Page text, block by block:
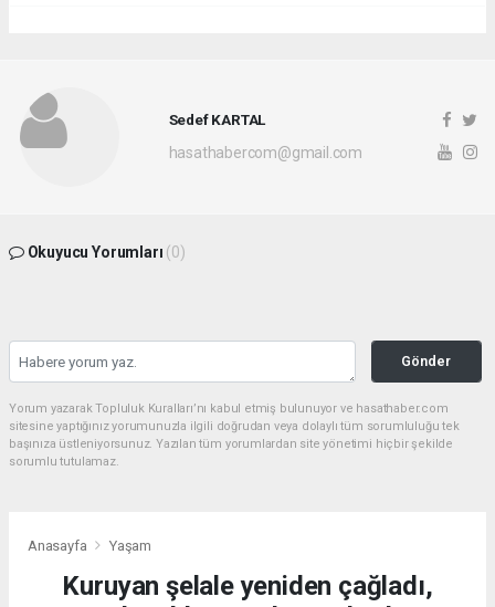
Sedef KARTAL
hasathabercom@gmail.com
Okuyucu Yorumları (0)
Gönder
Yorum yazarak Topluluk Kuralları’nı kabul etmiş bulunuyor ve hasathaber.com
sitesine yaptığınız yorumunuzla ilgili doğrudan veya dolaylı tüm sorumluluğu tek
başınıza üstleniyorsunuz. Yazılan tüm yorumlardan site yönetimi hiçbir şekilde
sorumlu tutulamaz.
Anasayfa Yaşam
Kuruyan şelale yeniden çağladı,